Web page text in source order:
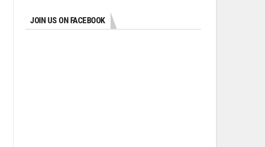
JOIN US ON FACEBOOK